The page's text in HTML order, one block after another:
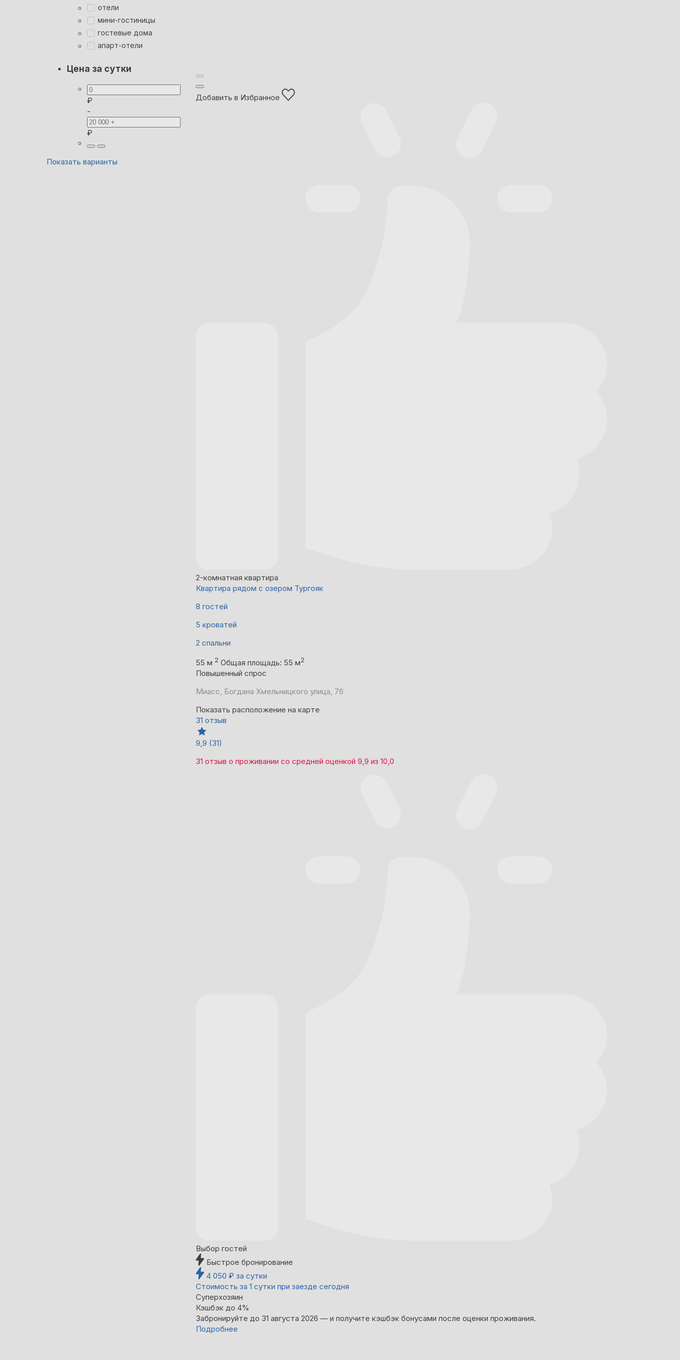
отели
мини-гостиницы
гостевые дома
апарт-отели
Цена за сутки
₽
-
₽
Показать варианты
Добавить в Избранное
2-комнатная квартира
Квартира рядом с озером Тургояк
8 гостей
5 кроватей
2 спальни
55 м 2 Общая площадь: 55 м2
Повышенный спрос
Миасс, Богдана Хмельницкого улица, 76
Показать расположение на карте
31 отзыв
9,9 (31)
31 отзыв о проживании со средней оценкой 9,9 из 10,0
Выбор гостей
Быстрое бронирование
4 050 ₽ за сутки
Стоимость за 1 сутки при заезде сегодня
Суперхозяин
Кэшбэк до 4%
Забронируйте до 31 августа 2026 — и получите кэшбэк бонусами после оценки проживания.
Подробнее